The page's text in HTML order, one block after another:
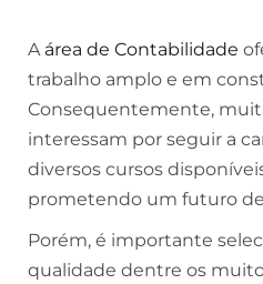
A área de Contabilidade
trabalho amplo e em
Consequentemente,
interessam por seguir a
diversos cursos
prometendo um futuro
Porém, é importante
qualidade dentre os